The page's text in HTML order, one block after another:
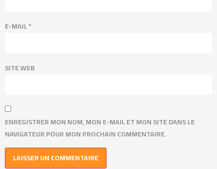
E-MAIL*
SITE WEB
ENREGISTRER MON NOM, MON E-MAIL ET MON SITE DANS LE
NAVIGATEUR POUR MON PROCHAIN COMMENTAIRE.